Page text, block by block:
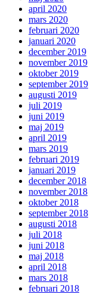
april 2020
mars 2020
februari 2020
januari 2020
december 2019
november 2019
oktober 2019
september 2019
augusti 2019
juli 2019
juni 2019
maj 2019
april 2019
mars 2019
februari 2019
januari 2019
december 2018
november 2018
oktober 2018
september 2018
augusti 2018
juli 2018
juni 2018
maj 2018
april 2018
mars 2018
februari 2018